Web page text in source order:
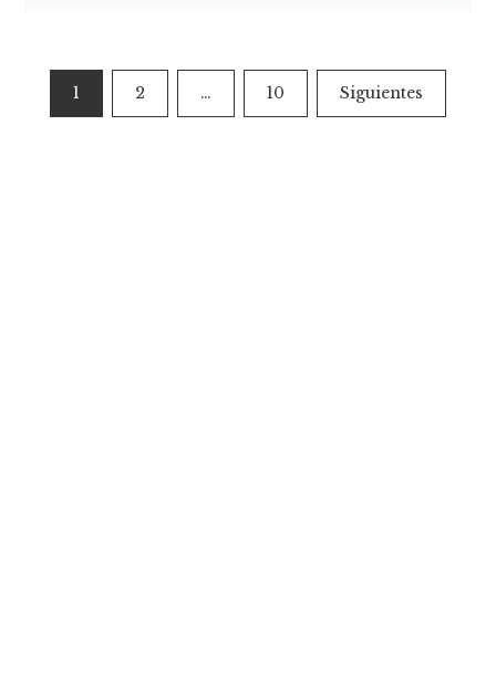
Paginación
de
1 2 … 10 Siguientes